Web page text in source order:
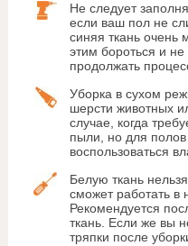
Не следует
если ваш пол не
синяя ткань очень
этим бороться и
продолжать
Уборка в сухом
шерсти животных
случае, когда
пыли, но для
воспользоваться
Белую ткань
сможет работать в
Рекомендуется
ткань. Если же вы
тряпки после